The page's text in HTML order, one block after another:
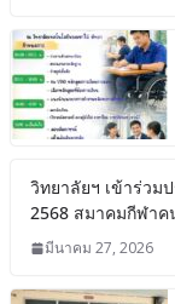
วิทยาลัยฯ เข้าร่ว
2568 สมาคมกีฬาค
มีนาคม 27, 2026